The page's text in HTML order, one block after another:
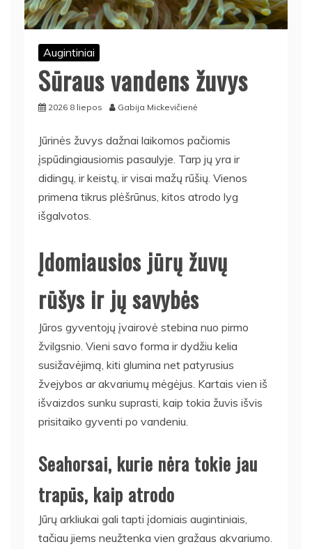
Augintiniai
Sūraus vandens žuvys
2026 8 liepos Gabija Mickevičienė
Jūrinės žuvys dažnai laikomos pačiomis
įspūdingiausiomis pasaulyje. Tarp jų yra ir
didingų, ir keistų, ir visai mažų rūšių. Vienos
primena tikrus plėšrūnus, kitos atrodo lyg
išgalvotos.
Įdomiausios jūrų žuvų
rūšys ir jų savybės
Jūros gyventojų įvairovė stebina nuo pirmo
žvilgsnio. Vieni savo forma ir dydžiu kelia
susižavėjimą, kiti glumina net patyrusius
žvejybos ar akvariumų mėgėjus. Kartais vien iš
išvaizdos sunku suprasti, kaip tokia žuvis išvis
prisitaiko gyventi po vandeniu.
Seahorsai, kurie nėra tokie jau
trapūs, kaip atrodo
Jūrų arkliukai gali tapti įdomiais augintiniais,
tačiau jiems neužtenka vien gražaus akvariumo.